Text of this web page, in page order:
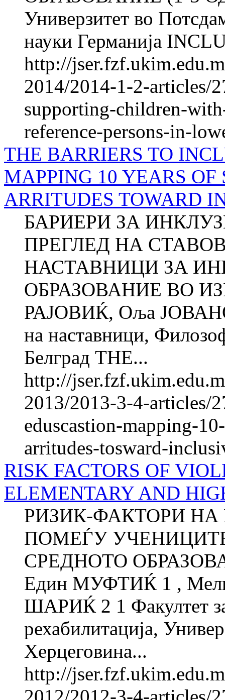
Универзитет во
науки Германија
http://
2014/2014-1-2-articles/
supporting-children-
reference-persons-in-
THE BARRIERS TO
MAPPING 10 YEARS OF
ARRITUDES TO­WARD
БАРИЕРИ ЗА
ПРЕГЛЕД НА
НАСТАВНИЦИ ЗА
ОБРАЗОВАНИЕ ВО
РАЈОВИЌ, Оља
на наставници,
Белград THE...
http://
2013/2013-3-4-articles/
eduscastion-mapping-
arritudes-tosward-
RISK FACTORS OF
ELEMENTARY AND
РИЗИК-ФАКТОРИ
ПОМЕЃУ
СРЕДНОТО
Един МУФТИЌ 1 ,
ШАРИЌ 2 1 Факултет за
рехабилитација,
Херцеговина...
http://